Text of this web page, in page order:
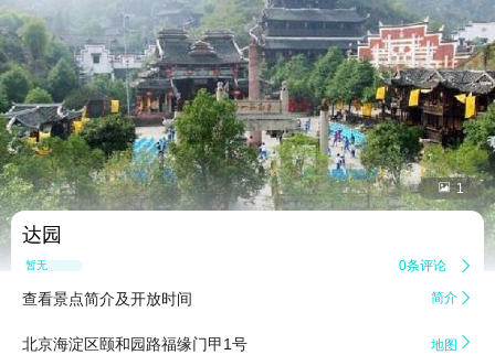
 1
达园
暂无点评 0条评论 
查看景点简介及开放时间 简介 
北京海淀区颐和园路福缘门甲1号 地图 
